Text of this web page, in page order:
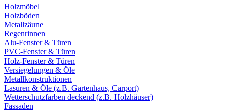
Holzmöbel
Holzböden
Metallzäune
Regenrinnen
Alu-Fenster & Türen
PVC-Fenster & Türen
Holz-Fenster & Türen
Versiegelungen & Öle
Metallkonstruktionen
Lasuren & Öle (z.B. Gartenhaus, Carport)
Wetterschutzfarben deckend (z.B. Holzhäuser)
Fassaden